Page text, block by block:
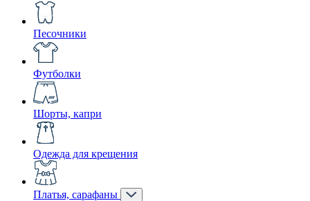
Песочники
Футболки
Шорты, капри
Одежда для крещения
Платья, сарафаны